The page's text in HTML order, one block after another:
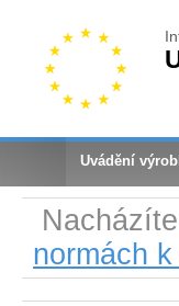
Uvádění
normách